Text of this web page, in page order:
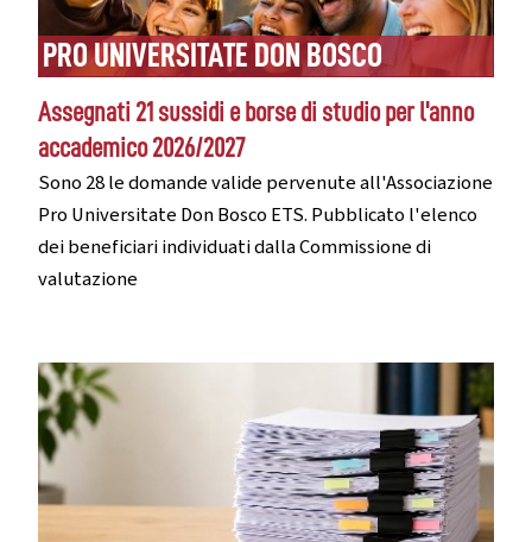
PRO UNIVERSITATE DON BOSCO
Assegnati 21 sussidi e borse di studio per l'anno
accademico 2026/2027
Sono 28 le domande valide pervenute all'Associazione
Pro Universitate Don Bosco ETS. Pubblicato l'elenco
dei beneficiari individuati dalla Commissione di
valutazione